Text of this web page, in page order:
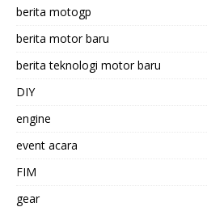
berita motogp
berita motor baru
berita teknologi motor baru
DIY
engine
event acara
FIM
gear